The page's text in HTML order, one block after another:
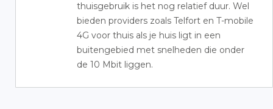
thuisgebruik is het nog relatief duur. Wel
bieden providers zoals Telfort en T-mobile
4G voor thuis als je huis ligt in een
buitengebied met snelheden die onder
de 10 Mbit liggen.